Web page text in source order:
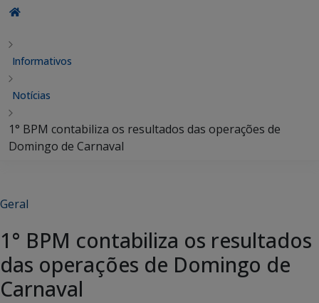
Informativos
Notícias
1° BPM contabiliza os resultados das operações de
Domingo de Carnaval
Geral
1° BPM contabiliza os resultados
das operações de Domingo de
Carnaval